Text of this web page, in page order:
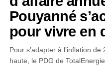
Pouyanné
pour vivre en
Pour s’adapter à l’inflation
haute, le PDG de